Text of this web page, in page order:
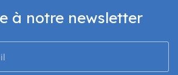
à notre newsletter